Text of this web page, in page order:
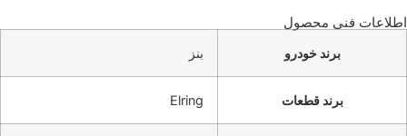
اطلاعات فنی محصول
برند خودرو بنز
برند قطعات Elring